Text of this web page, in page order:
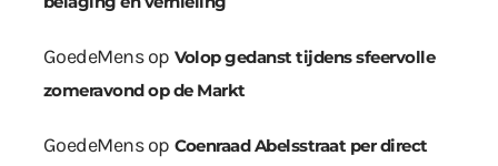
GoedeMensop Volop gedanst tijdens sfeervolle
zomeravond op de Markt
GoedeMensop Coenraad Abelsstraat per direct